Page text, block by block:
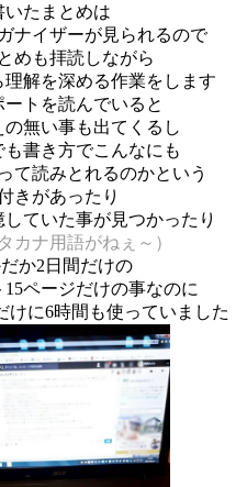
いたまとめは
ナイザーが見られるので
めも拝読しながら
解を深める作業をします
ートを読んでいると
無い事も出てくるし
も書き方でこんなにも
て読みとれるのかという
きがあったり
ていた事が見つかったり
カナ用語がねぇ～）
か2日間だけの
ページだけの事なのに
けに6時間も使っていました